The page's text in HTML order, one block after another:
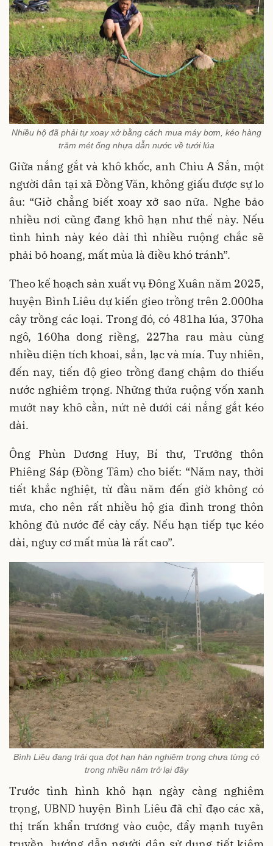
Nhiều hộ đã phải tự xoay xở bằng cách mua máy bơm, kéo hàng
trăm mét ống nhựa dẫn nước về tưới lúa
Giữa nắng gắt và khô khốc, anh Chìu A Sắn, một
người dân tại xã Đồng Văn, không giấu được sự lo
âu: “Giờ chẳng biết xoay xở sao nữa. Nghe bảo
nhiều nơi cũng đang khô hạn như thế này. Nếu
tình hình này kéo dài thì nhiều ruộng chắc sẽ
phải bỏ hoang, mất mùa là điều khó tránh”.
Theo kế hoạch sản xuất vụ Đông Xuân năm 2025,
huyện Bình Liêu dự kiến gieo trồng trên 2.000ha
cây trồng các loại. Trong đó, có 481ha lúa, 370ha
ngô, 160ha dong riềng, 227ha rau màu cùng
nhiều diện tích khoai, sắn, lạc và mía. Tuy nhiên,
đến nay, tiến độ gieo trồng đang chậm do thiếu
nước nghiêm trọng. Những thửa ruộng vốn xanh
mướt nay khô cằn, nứt nẻ dưới cái nắng gắt kéo
dài.
Ông Phùn Dương Huy, Bí thư, Trưởng thôn
Phiêng Sáp (Đồng Tâm) cho biết: “Năm nay, thời
tiết khắc nghiệt, từ đầu năm đến giờ không có
mưa, cho nên rất nhiều hộ gia đình trong thôn
không đủ nước để cày cấy. Nếu hạn tiếp tục kéo
dài, nguy cơ mất mùa là rất cao”.
Bình Liêu đang trải qua đợt hạn hán nghiêm trọng chưa từng có
trong nhiều năm trở lại đây
Trước tình hình khô hạn ngày càng nghiêm
trọng, UBND huyện Bình Liêu đã chỉ đạo các xã,
thị trấn khẩn trương vào cuộc, đẩy mạnh tuyên